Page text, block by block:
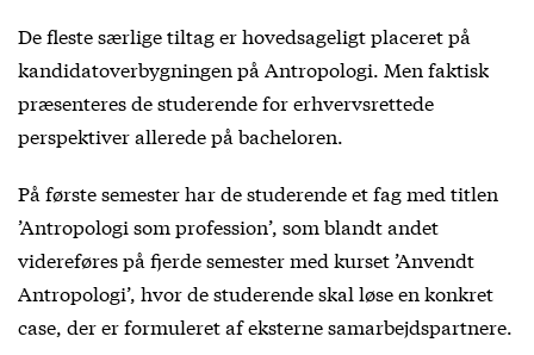
De fleste særlige tiltag er hovedsageligt placeret på
kandidatoverbygningen på Antropologi. Men faktisk
præsenteres de studerende for erhvervsrettede
perspektiver allerede på bacheloren.
På første semester har de studerende et fag med titlen
’Antropologi som profession’, som blandt andet
videreføres på fjerde semester med kurset ’Anvendt
Antropologi’, hvor de studerende skal løse en konkret
case, der er formuleret af eksterne samarbejdspartnere.